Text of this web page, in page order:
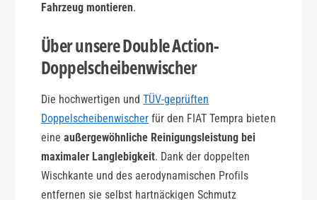
Fahrzeug montieren.
Über unsere Double Action-
Doppelscheibenwischer
Die hochwertigen undTÜV-geprüften
Doppelscheibenwischer für den FIAT Tempra bieten
eine außergewöhnliche Reinigungsleistung bei
maximaler Langlebigkeit. Dank der doppelten
Wischkante und des aerodynamischen Profils
entfernen sie selbst hartnäckigen Schmutz